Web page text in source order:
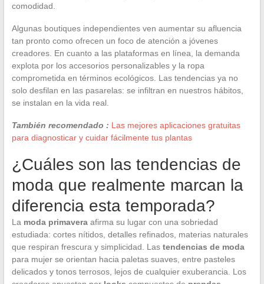
comodidad.
Algunas boutiques independientes ven aumentar su afluencia
tan pronto como ofrecen un foco de atención a jóvenes
creadores. En cuanto a las plataformas en línea, la demanda
explota por los accesorios personalizables y la ropa
comprometida en términos ecológicos. Las tendencias ya no
solo desfilan en las pasarelas: se infiltran en nuestros hábitos,
se instalan en la vida real.
También recomendado : Las mejores aplicaciones gratuitas
para diagnosticar y cuidar fácilmente tus plantas
¿Cuáles son las tendencias de
moda que realmente marcan la
diferencia esta temporada?
La moda primaveraafirma su lugar con una sobriedad
estudiada: cortes nítidos, detalles refinados, materias naturales
que respiran frescura y simplicidad. Las tendencias de moda
para mujer se orientan hacia paletas suaves, entre pasteles
delicados y tonos terrosos, lejos de cualquier exuberancia. Los